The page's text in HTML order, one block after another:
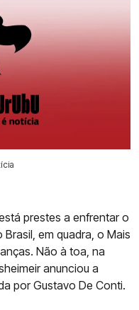
prestes a enfrentar o
em quadra, o Mais
Não à toa, na
anunciou a
por Gustavo De Conti.